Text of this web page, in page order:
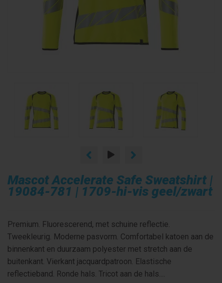
Mascot Accelerate Safe Sweatshirt |
19084-781 | 1709-hi-vis geel/zwart
Premium. Fluorescerend, met schuine reflectie.
Tweekleurig. Moderne pasvorm. Comfortabel katoen aan de
binnenkant en duurzaam polyester met stretch aan de
buitenkant. Vierkant jacquardpatroon. Elastische
reflectieband. Ronde hals. Tricot aan de hals....